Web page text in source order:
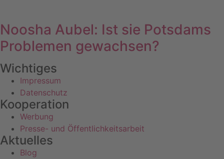
Noosha Aubel: Ist sie Potsdams
Problemen gewachsen?
Wichtiges
Impressum
Datenschutz
Kooperation
Werbung
Presse- und Öffentlichkeitsarbeit
Aktuelles
Blog